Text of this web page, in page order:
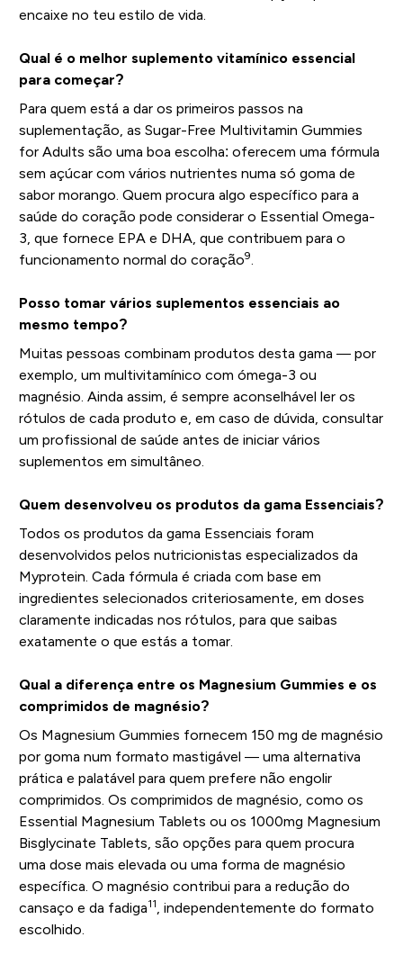
encaixe no teu estilo de vida.
Qual é o melhor suplemento vitamínico essencial
para começar?
Para quem está a dar os primeiros passos na
suplementação, as Sugar-Free Multivitamin Gummies
for Adults são uma boa escolha: oferecem uma fórmula
sem açúcar com vários nutrientes numa só goma de
sabor morango. Quem procura algo específico para a
saúde do coração pode considerar o Essential Omega-
3, que fornece EPA e DHA, que contribuem para o
funcionamento normal do coração9
Posso tomar vários suplementos essenciais ao
mesmo tempo?
Muitas pessoas combinam produtos desta gama — por
exemplo, um multivitamínico com ómega-3 ou
magnésio. Ainda assim, é sempre aconselhável ler os
rótulos de cada produto e, em caso de dúvida, consultar
um profissional de saúde antes de iniciar vários
suplementos em simultâneo.
Quem desenvolveu os produtos da gama Essenciais?
Todos os produtos da gama Essenciais foram
desenvolvidos pelos nutricionistas especializados da
Myprotein. Cada fórmula é criada com base em
ingredientes selecionados criteriosamente, em doses
claramente indicadas nos rótulos, para que saibas
exatamente o que estás a tomar.
Qual a diferença entre os Magnesium Gummies e os
comprimidos de magnésio?
Os Magnesium Gummies fornecem 150 mg de magnésio
por goma num formato mastigável — uma alternativa
prática e palatável para quem prefere não engolir
comprimidos. Os comprimidos de magnésio, como os
Essential Magnesium Tablets ou os 1000mg Magnesium
Bisglycinate Tablets, são opções para quem procura
uma dose mais elevada ou uma forma de magnésio
específica. O magnésio contribui para a redução do
cansaço e da fadiga11
, independentemente do formato
escolhido.